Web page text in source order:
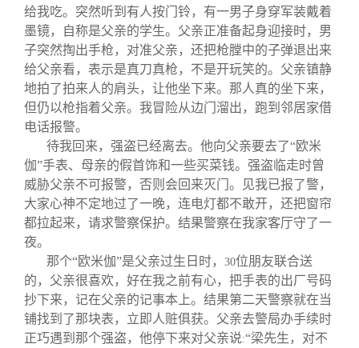
给我吃。突然听到有人按门铃，有一男子身穿军装戴着
墨镜，自称是父亲的学生。父亲正准备起身迎接时，男
子突然掏出手枪，对准父亲，还把枪膛中的子弹退出来
给父亲看，表示是真刀真枪，不是开玩笑的。父亲镇静
地拍了拍来人的肩头，让他坐下来。那人真的坐下来，
但仍以枪指着父亲。我冒险从边门溜出，跑到邻居家借
电话报警。
待我回来，强盗已经离去。他向父亲要去了“欧米
伽”手表、母亲的假首饰和一些买菜钱。强盗临走时曾
威胁父亲不可报警，否则会回来灭门。见我已报了警，
大家心神不定地过了一晚，连电灯都不敢开，还把窗帘
都拉起来，请求警察保护。结果警察在我家客厅守了一
夜。
那个“欧米伽”是父亲过生日时， 30位朋友联合送
的，父亲很喜欢，好在我之前有心，把手表的出厂号码
抄下来，记在父亲的记事本上。结果第二天警察就在当
铺找到了那块表，立即人赃俱获。父亲去警局办手续时
正巧遇到那个强盗，他停下来对父亲说:“梁先生，对不